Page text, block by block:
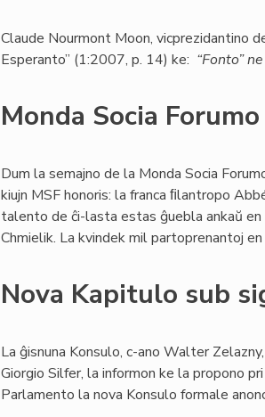
Claude Nourmont Moon, vicprezidantino
Esperanto” (1:2007, p. 14) ke: “Fonto”
Monda Socia
Dum la semajno de la Monda Socia
kiujn MSF honoris: la franca ﬁlantropo
talento de ĉi-lasta estas ĝuebla ankaŭ en
Chmielik. La kvindek mil partoprenantoj
Nova Kapitulo sub
La ĝisnuna Konsulo, c-ano Walter
Giorgio Silfer, la informon ke la propono
Parlamento la nova Konsulo formale